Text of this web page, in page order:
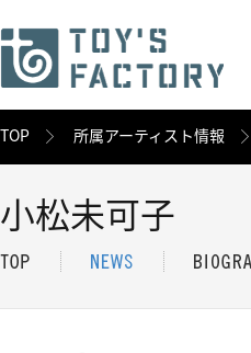
TOP 所属アーティスト情報
小松未可子